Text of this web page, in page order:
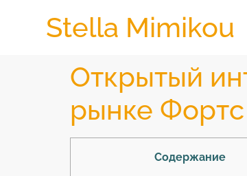
Stella Mimikou
Открытый
рынке Фортс
Содержание